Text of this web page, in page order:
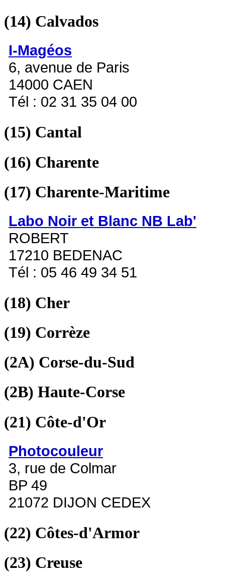
(14) Calvados
I-Magéos
6, avenue de Paris
14000 CAEN
Tél : 02 31 35 04 00
(15) Cantal
(16) Charente
(17) Charente-Maritime
Labo Noir et Blanc NB Lab'
ROBERT
17210 BEDENAC
Tél : 05 46 49 34 51
(18) Cher
(19) Corrèze
(2A) Corse-du-Sud
(2B) Haute-Corse
(21) Côte-d'Or
Photocouleur
3, rue de Colmar
BP 49
21072 DIJON CEDEX
(22) Côtes-d'Armor
(23) Creuse